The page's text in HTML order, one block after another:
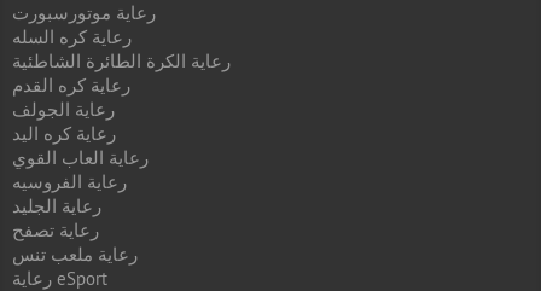
رعاية موتورسبورت
رعاية كره السله
رعاية الكرة الطائرة الشاطئية
رعاية كره القدم
رعاية الجولف
رعاية كره اليد
رعاية العاب القوي
رعاية الفروسيه
رعاية الجليد
رعاية تصفح
رعاية ملعب تنس
رعاية eSport